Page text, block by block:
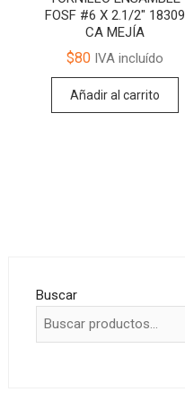
FOSF #6 X 2.1/2″ 18309
CA MEJÍA
$80IVA incluído
Añadir al carrito
Buscar